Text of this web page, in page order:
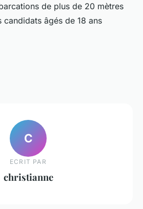
de plus de 20 mètres
âgés de 18 ans
C
ECRIT PAR
christianne